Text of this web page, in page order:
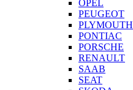
OPEL
PEUGEOT
PLYMOUTH
PONTIAC
PORSCHE
RENAULT
SAAB
SEAT